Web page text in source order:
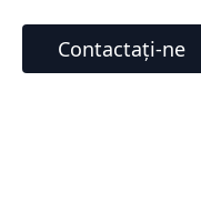
Contactați-ne